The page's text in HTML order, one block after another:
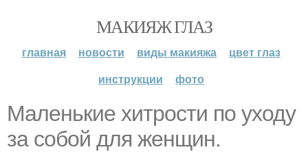
МАКИЯЖ ГЛАЗ
главная новости виды макияжа
цвет глаз
инструкции
фото
Маленькие хитрости по уходу
за собой для женщин.